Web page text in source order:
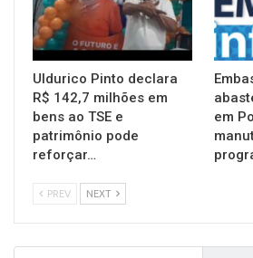
Uldurico Pinto declara
R$ 142,7 milhões em
bens ao TSE e
patrimônio pode
reforçar…
em
PREV NEXT